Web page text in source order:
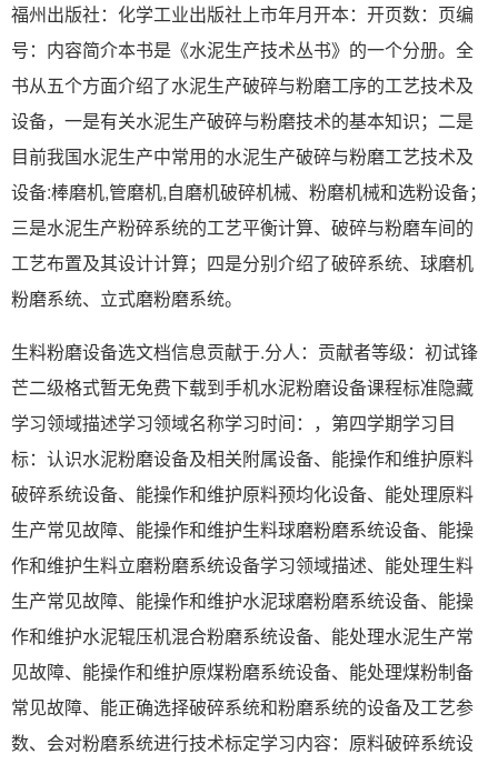
福州出版社：化学工业出版社上市年月开本：开页数：页编
号：内容简介本书是《水泥生产技术丛书》的一个分册。全
书从五个方面介绍了水泥生产破碎与粉磨工序的工艺技术及
设备，一是有关水泥生产破碎与粉磨技术的基本知识；二是
目前我国水泥生产中常用的水泥生产破碎与粉磨工艺技术及
设备:棒磨机,管磨机,自磨机破碎机械、粉磨机械和选粉设备；
三是水泥生产粉碎系统的工艺平衡计算、破碎与粉磨车间的
工艺布置及其设计计算；四是分别介绍了破碎系统、球磨机
粉磨系统、立式磨粉磨系统。
生料粉磨设备选文档信息贡献于.分人：贡献者等级：初试锋
芒二级格式暂无免费下载到手机水泥粉磨设备课程标准隐藏
学习领域描述学习领域名称学习时间：，第四学期学习目
标：认识水泥粉磨设备及相关附属设备、能操作和维护原料
破碎系统设备、能操作和维护原料预均化设备、能处理原料
生产常见故障、能操作和维护生料球磨粉磨系统设备、能操
作和维护生料立磨粉磨系统设备学习领域描述、能处理生料
生产常见故障、能操作和维护水泥球磨粉磨系统设备、能操
作和维护水泥辊压机混合粉磨系统设备、能处理水泥生产常
见故障、能操作和维护原煤粉磨系统设备、能处理煤粉制备
常见故障、能正确选择破碎系统和粉磨系统的设备及工艺参
数、会对粉磨系统进行技术标定学习内容：原料破碎系统设